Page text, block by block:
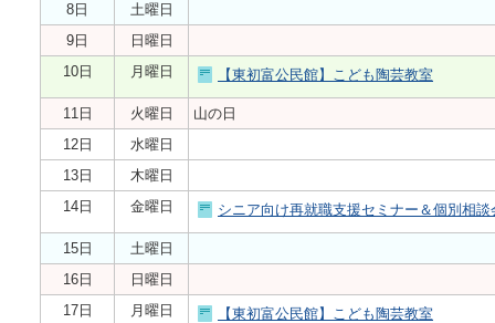
8日
土曜日
9日
日曜日
10日
月曜日 【東初富公民館】こども陶芸教室
11日 火曜日
山の日
12日
水曜日
13日
木曜日
14日
金曜日 シニア向け再就職支援セミナー＆個別相談
15日
土曜日
16日
日曜日
17日
月曜日 【東初富公民館】こども陶芸教室